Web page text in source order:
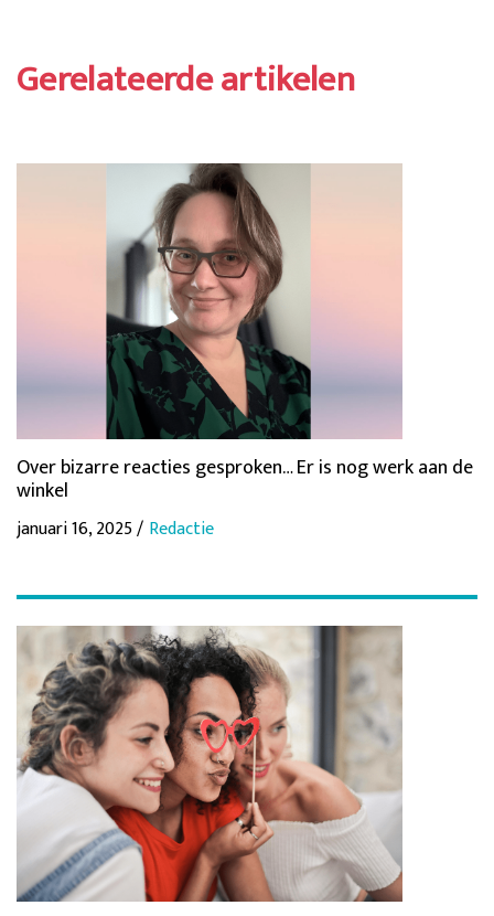
Gerelateerde artikelen
Over bizarre reacties gesproken… Er is nog werk aan de
winkel
januari 16, 2025 / Redactie